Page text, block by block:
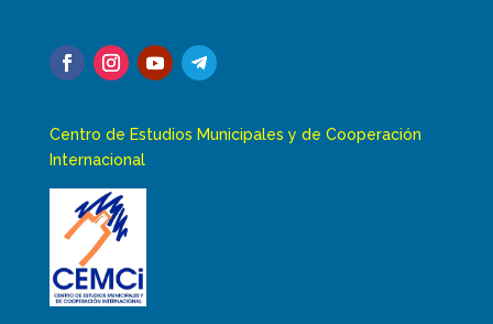
Centro de Estudios Municipales y de Cooperación
Internacional